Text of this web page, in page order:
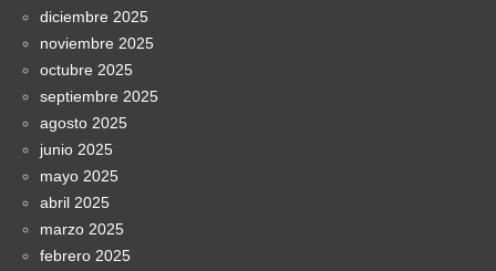
diciembre 2025
noviembre 2025
octubre 2025
septiembre 2025
agosto 2025
junio 2025
mayo 2025
abril 2025
marzo 2025
febrero 2025